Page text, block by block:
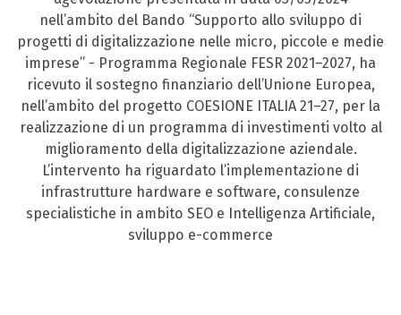
nell’ambito del Bando “Supporto allo sviluppo di
progetti di digitalizzazione nelle micro, piccole e medie
imprese” - Programma Regionale FESR 2021–2027, ha
ricevuto il sostegno finanziario dell’Unione Europea,
nell’ambito del progetto COESIONE ITALIA 21–27, per la
realizzazione di un programma di investimenti volto al
miglioramento della digitalizzazione aziendale.
L’intervento ha riguardato l’implementazione di
infrastrutture hardware e software, consulenze
specialistiche in ambito SEO e Intelligenza Artificiale,
sviluppo e-commerce